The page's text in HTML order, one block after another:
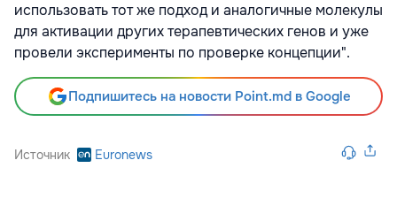
использовать тот же подход и аналогичные молекулы
для активации других терапевтических генов и уже
провели эксперименты по проверке концепции".
Подпишитесь на новости Point.md в Google
Источник Euronews